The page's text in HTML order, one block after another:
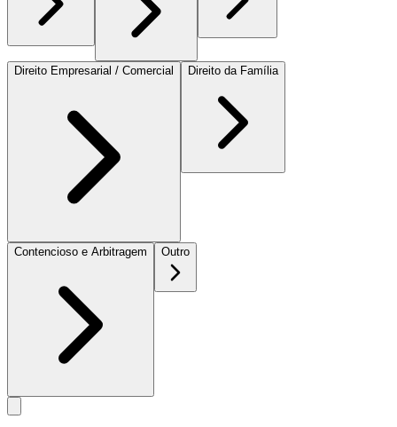
Direito Empresarial / Comercial Direito da Família
Contencioso e Arbitragem Outro